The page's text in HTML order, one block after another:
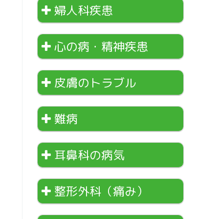
婦人科疾患
心の病・精神疾患
皮膚のトラブル
難病
耳鼻科の病気
整形外科（痛み）